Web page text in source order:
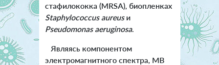
стафилококка (MRSA), биопленках
Staphylococcus aureusи
Pseudomonas aeruginosa.
Являясь компонентом
электромагнитного спектра, МВ